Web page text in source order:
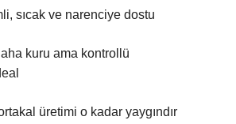
sıcak ve narenciye dostu
kuru ama kontrollü
üretimi o kadar yaygındır